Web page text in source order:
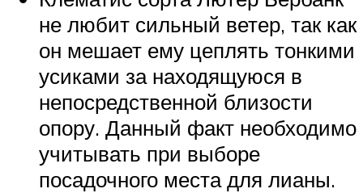
не любит сильный ветер, так как
он мешает ему цеплять тонкими
усиками за находящуюся в
непосредственной близости
опору. Данный факт необходимо
учитывать при выборе
посадочного места для лианы.